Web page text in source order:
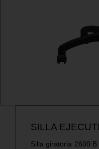
SILLA
Silla giratoria 2600